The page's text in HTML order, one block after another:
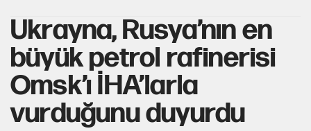
Ukrayna, Rusya’nın en
büyük petrol rafinerisi
Omsk’ı İHA’larla
vurduğunu duyurdu